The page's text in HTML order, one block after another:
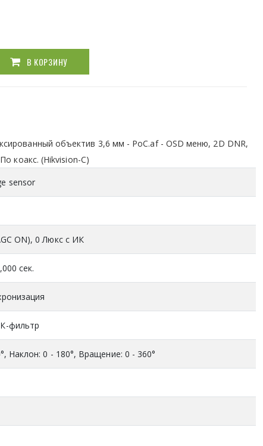
В КОРЗИНУ
объектив 3,6 мм - PoC.af - OSD меню, 2D DNR,
коакс. (Hikvision-C)
sensor
ON), 0 Люкс с ИК
сек.
фильтр
Наклон: 0 - 180°, Вращение: 0 - 360°